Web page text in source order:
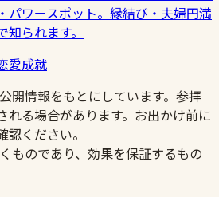
パワースポット。縁結び・夫婦円満
られます。
愛成就
開情報をもとにしています。参拝
れる場合があります。お出かけ前に
ください。
ものであり、効果を保証するもの